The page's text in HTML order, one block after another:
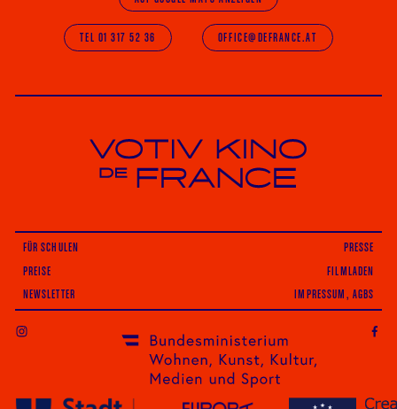
TEL 01 317 52 36 OFFICE@DEFRANCE.AT
Votiv Kino und Kino De France in Wien
FÜR SCHULEN
PRESSE
PREISE
FILMLADEN
NEWSLETTER IMPRESSUM, AGBS